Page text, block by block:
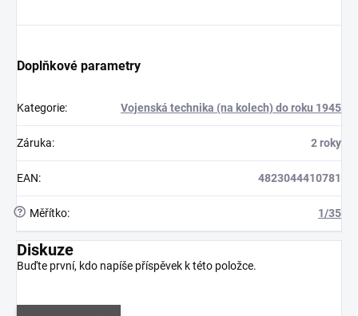
Doplňkové parametry
Kategorie: Vojenská technika (na kolech) do roku 1945
Záruka: 2 roky
EAN: 4823044410781
? Měřítko: 1/35
Diskuze
Buďte první, kdo napíše příspěvek k této položce.